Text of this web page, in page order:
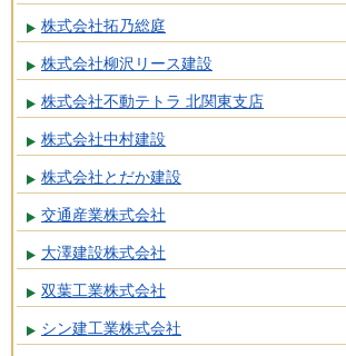
株式会社拓乃総庭
株式会社柳沢リース建設
株式会社不動テトラ 北関東支店
株式会社中村建設
株式会社とだか建設
交通産業株式会社
大澤建設株式会社
双葉工業株式会社
シン建工業株式会社